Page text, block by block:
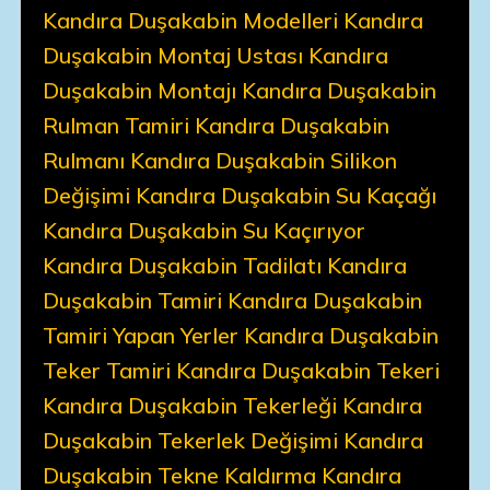
Kandıra Duşakabin Modelleri Kandıra
Duşakabin Montaj Ustası Kandıra
Duşakabin Montajı Kandıra Duşakabin
Rulman Tamiri Kandıra Duşakabin
Rulmanı Kandıra Duşakabin Silikon
Değişimi Kandıra Duşakabin Su Kaçağı
Kandıra Duşakabin Su Kaçırıyor
Kandıra Duşakabin Tadilatı Kandıra
Duşakabin Tamiri Kandıra Duşakabin
Tamiri Yapan Yerler Kandıra Duşakabin
Teker Tamiri Kandıra Duşakabin Tekeri
Kandıra Duşakabin Tekerleği Kandıra
Duşakabin Tekerlek Değişimi Kandıra
Duşakabin Tekne Kaldırma Kandıra